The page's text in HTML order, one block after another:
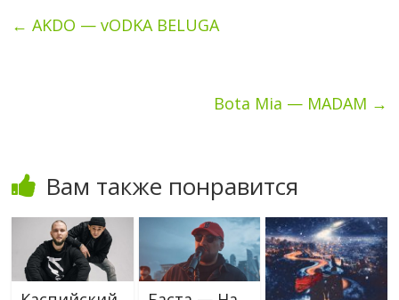
← AKDO — vODKA BELUGA
Bota Mia — MADAM →
Вам также понравится